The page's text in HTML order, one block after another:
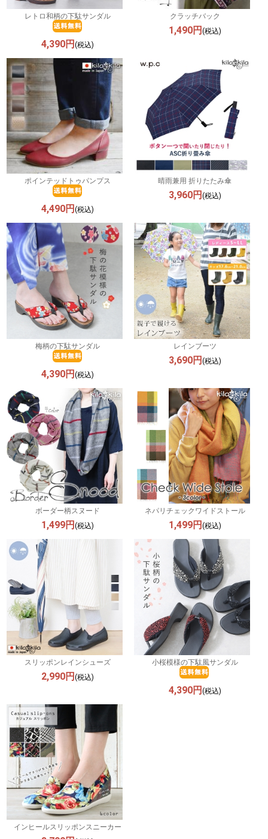
レトロ和柄の下駄サンダル
4,390円(税込)
クラッチバック
1,490円 (税込)
ポインテッドトゥパンプス
4,490円(税込)
晴雨兼用 折りたたみ傘
3,960円 (税込)
梅柄の下駄サンダル
4,390円(税込)
レインブーツ
3,690円 (税込)
ボーダー柄スヌード
1,499円(税込)
ネパリチェックワイドストール
1,499円 (税込)
スリッポンレインシューズ
2,990円(税込)
小桜模様の下駄風サンダル
4,390円 (税込)
インヒールスリッポンスニーカー